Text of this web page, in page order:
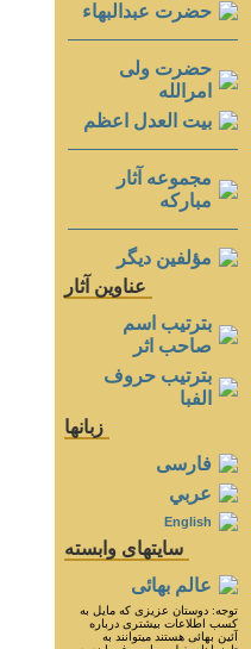
حضرت عبدالبهاء
حضرت ولی
امرالله
بيت العدل اعظم
مجموعه آثار
مباركه
مؤلفين ديگر
عناوين آثار
بترتيب اسم
صاحب اثر
بترتيب حروف
الفبا
زبانها
فارسی
عربي
English
سايتهای وابسته
عالم بهائی
توجه: دوستان عزيزى كه مايل به
كسب اطلاعات بيشترى درباره
آئين بهائى هستند ميتوانند به